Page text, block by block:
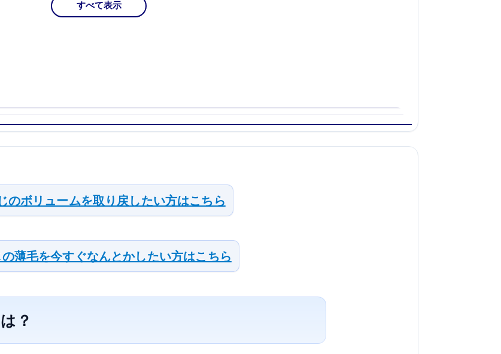
すべて表示
のボリュームを取り戻したい方はこちら
薄毛を今すぐなんとかしたい方はこちら
？